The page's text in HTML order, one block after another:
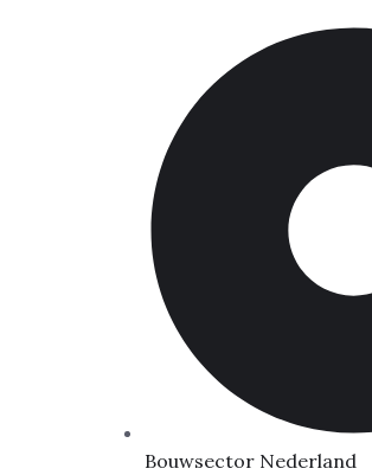
Bouwsector Nederland